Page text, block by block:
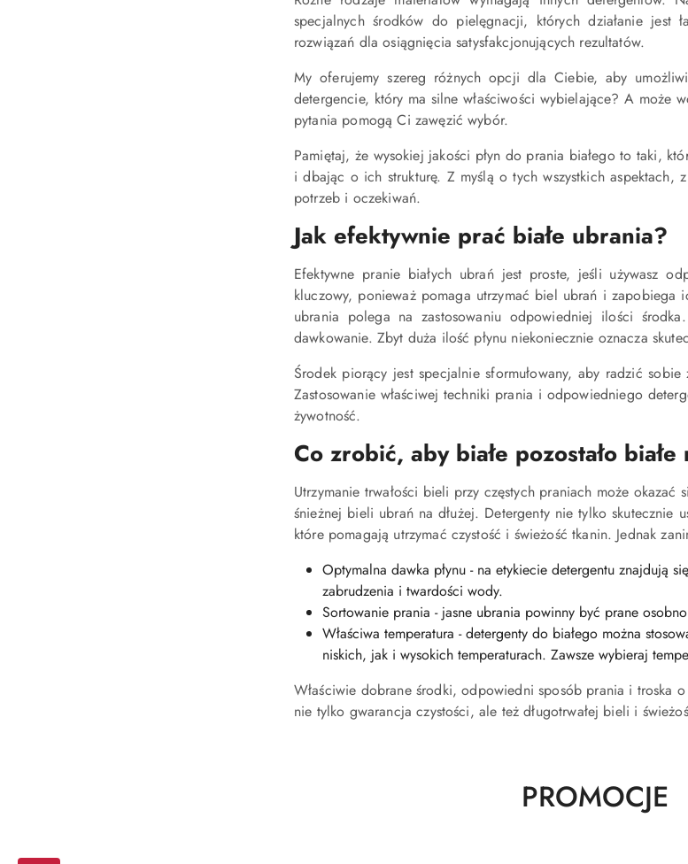
specjalnych środków do pielęgnacji, których działanie jest
rozwiązań dla osiągnięcia satysfakcjonujących rezultatów.
My oferujemy szereg różnych opcji dla Ciebie, aby
detergencie, który ma silne właściwości wybielające? A może
pytania pomogą Ci zawęzić wybór.
Pamiętaj, że wysokiej jakości płyn do prania białego to taki,
i dbając o ich strukturę. Z myślą o tych wszystkich
potrzeb i oczekiwań.
Jak efektywnie prać białe ubrania?
Efektywne pranie białych ubrań jest proste, jeśli używasz
kluczowy, ponieważ pomaga utrzymać biel ubrań i zapobiega
ubrania polega na zastosowaniu odpowiedniej ilości
dawkowanie. Zbyt duża ilość płynu niekoniecznie oznacza
Środek piorący jest specjalnie sformułowany, aby radzić
Zastosowanie właściwej techniki prania i odpowiedniego
żywotność.
Co zrobić, aby białe pozostało
Utrzymanie trwałości bieli przy częstych praniach może okazać
śnieżnej bieli ubrań na dłużej. Detergenty nie tylko skutecznie
które pomagają utrzymać czystość i świeżość tkanin. Jednak
Optymalna dawka płynu - na etykiecie detergentu znajdują
zabrudzenia i twardości wody.
Sortowanie prania - jasne ubrania powinny być prane
Właściwa temperatura - detergenty do białego można
niskich, jak i wysokich temperaturach. Zawsze wybieraj
Właściwie dobrane środki, odpowiedni sposób prania i troska
nie tylko gwarancja czystości, ale też długotrwałej bieli i
Produkty
PROMOCJE